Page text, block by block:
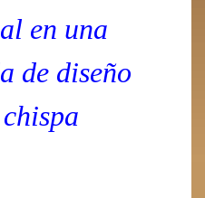
en una
de diseño